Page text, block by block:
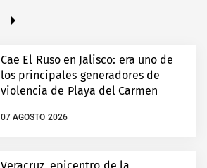
Cae El Ruso en Jalisco: era uno de
los principales generadores de
violencia de Playa del Carmen
07 AGOSTO 2026